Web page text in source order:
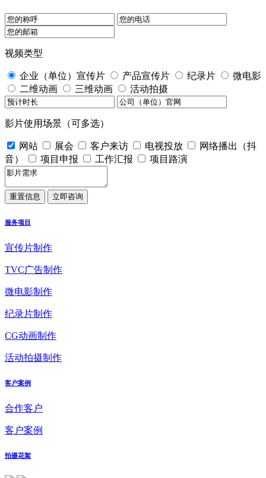
视频类型
企业（单位）宣传片 产品宣传片 纪录片
微电影
二维动画
三维动画 活动拍摄
影片使用场景（可多选）
网站 展会 客户来访 电视投放
网络播出（抖
音）
项目申报 工作汇报 项目路演
服务项目
宣传片制作
TVC广告制作
微电影制作
纪录片制作
CG动画制作
活动拍摄制作
客户案例
合作客户
客户案例
拍摄花絮